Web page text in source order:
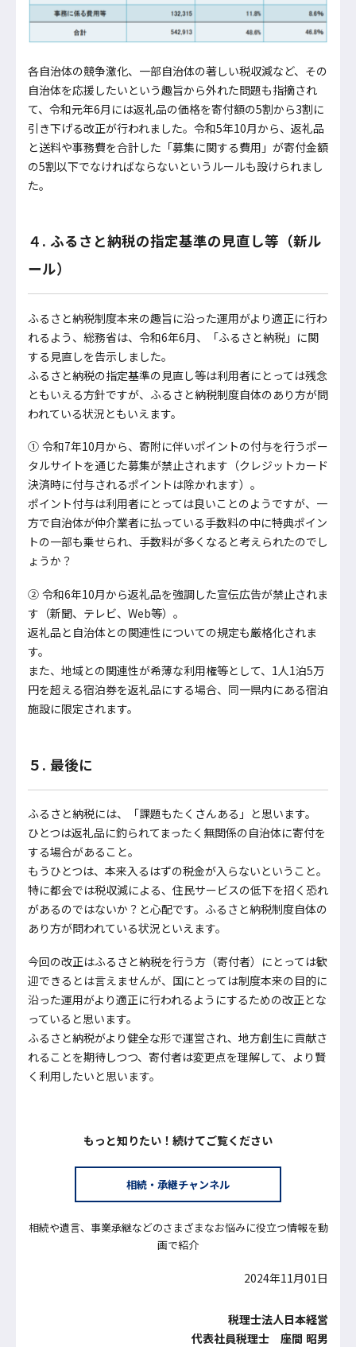
各自治体の競争激化、一部自治体の著しい税収減など、その
自治体を応援したいという趣旨から外れた問題も指摘され
て、令和元年6月には返礼品の価格を寄付額の5割から3割に
引き下げる改正が行われました。令和5年10月から、返礼品
と送料や事務費を合計した「募集に関する費用」が寄付金額
の5割以下でなければならないというルールも設けられまし
た。
４. ふるさと納税の指定基準の見直し等（新ル
ール）
ふるさと納税制度本来の趣旨に沿った運用がより適正に行わ
れるよう、総務省は、令和6年6月、「ふるさと納税」に関
する見直しを告示しました。
ふるさと納税の指定基準の見直し等は利用者にとっては残念
ともいえる方針ですが、ふるさと納税制度自体のあり方が問
われている状況ともいえます。
① 令和7年10月から、寄附に伴いポイントの付与を行うポー
タルサイトを通じた募集が禁止されます（クレジットカード
決済時に付与されるポイントは除かれます）。
ポイント付与は利用者にとっては良いことのようですが、一
方で自治体が仲介業者に払っている手数料の中に特典ポイン
トの一部も乗せられ、手数料が多くなると考えられたのでし
ょうか？
② 令和6年10月から返礼品を強調した宣伝広告が禁止されま
す（新聞、テレビ、Web等）。
返礼品と自治体との関連性についての規定も厳格化されま
す。
また、地域との関連性が希薄な利用権等として、1人1泊5万
円を超える宿泊券を返礼品にする場合、同一県内にある宿泊
施設に限定されます。
５. 最後に
ふるさと納税には、「課題もたくさんある」と思います。
ひとつは返礼品に釣られてまったく無関係の自治体に寄付を
する場合があること。
もうひとつは、本来入るはずの税金が入らないということ。
特に都会では税収減による、住民サービスの低下を招く恐れ
があるのではないか？と心配です。ふるさと納税制度自体の
あり方が問われている状況といえます。
今回の改正はふるさと納税を行う方（寄付者）にとっては歓
迎できるとは言えませんが、国にとっては制度本来の目的に
沿った運用がより適正に行われるようにするための改正とな
っていると思います。
ふるさと納税がより健全な形で運営され、地方創生に貢献さ
れることを期待しつつ、寄付者は変更点を理解して、より賢
く利用したいと思います。
もっと知りたい！続けてご覧ください
相続・承継チャンネル
相続や遺言、事業承継などのさまざまなお悩みに役立つ情報を動
画で紹介
2024年11月01日
税理士法人日本経営
代表社員税理士 座間 昭男